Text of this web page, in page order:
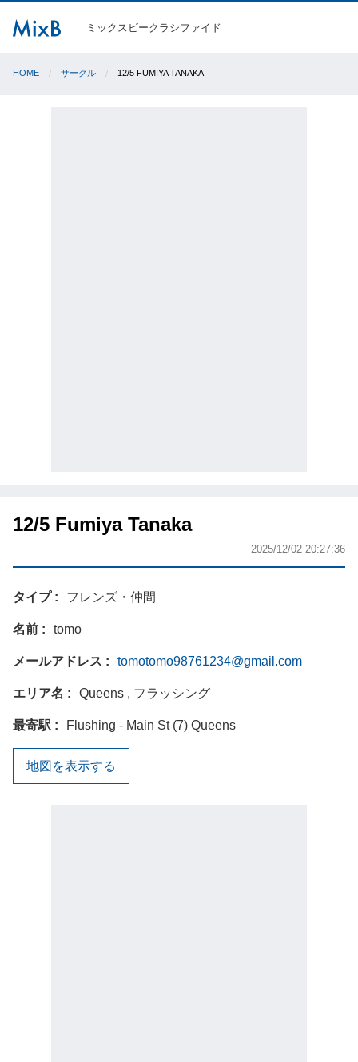
ミックスビークラシファイド
HOME サークル 12/5 FUMIYA TANAKA
12/5 Fumiya Tanaka
2025/12/02 20:27:36
タイプ フレンズ・仲間
名前 tomo
メールアドレス tomotomo98761234@gmail.com
エリア名 Queens , フラッシング
最寄駅 Flushing - Main St (7) Queens
地図を表示する